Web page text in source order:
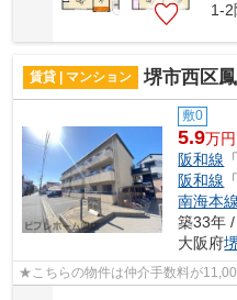
1-2
賃貸 | マンション 堺市西区
敷0
5.9万円
阪和線 「
阪和線
南海本線
築33年
大阪府
★こちらの物件は仲介手数料が